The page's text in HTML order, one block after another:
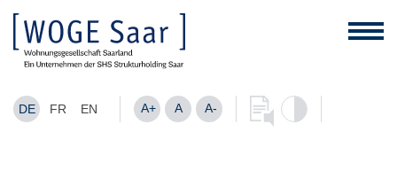
DE FR EN A+ A A-